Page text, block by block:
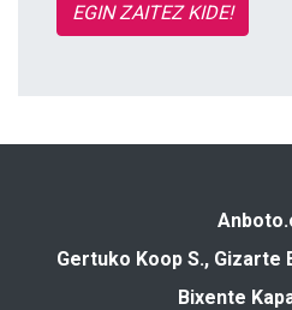
EGIN ZAITEZ KIDE!
Gertuko Koop S., Gizarte
Bixente